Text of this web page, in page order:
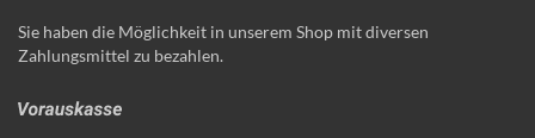
Sie haben die Möglichkeit in unserem Shop mit diversen
Zahlungsmittel zu bezahlen.